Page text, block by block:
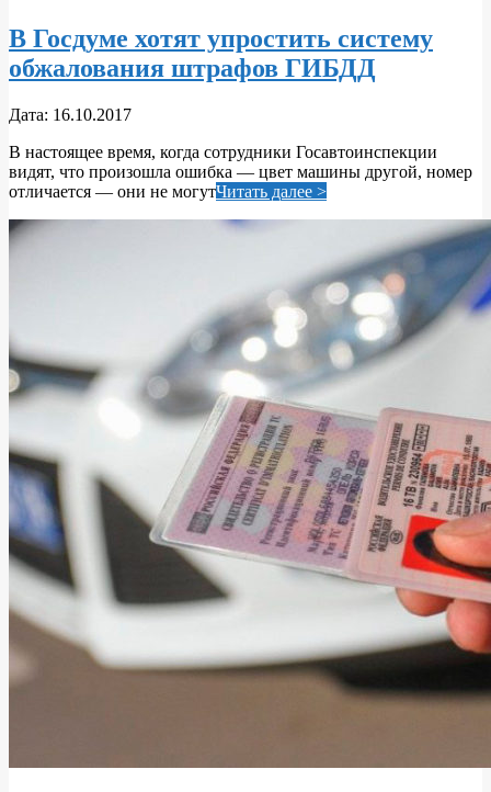
В Госдуме хотят упростить систему
обжалования штрафов ГИБДД
2017-
16
Дата: 16.10.2017
В настоящее время, когда сотрудники Госавтоинспекции
видят, что произошла ошибка — цвет машины другой, номер
отличается — они не могутЧитать далее >